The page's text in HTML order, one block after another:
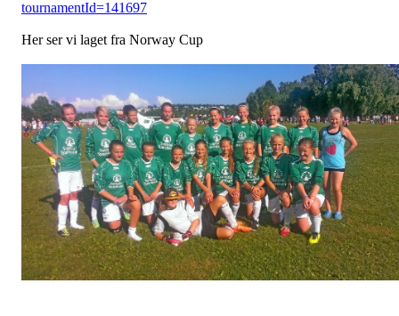
tournamentId=141697
Her ser vi laget fra Norway Cup